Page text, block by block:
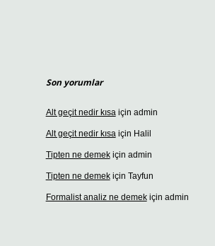
Son yorumlar
Alt geçit nedir kısaiçin admin
Alt geçit nedir kısaiçin Halil
Tipten ne demekiçin admin
Tipten ne demekiçin Tayfun
Formalist analiz ne demekiçin admin